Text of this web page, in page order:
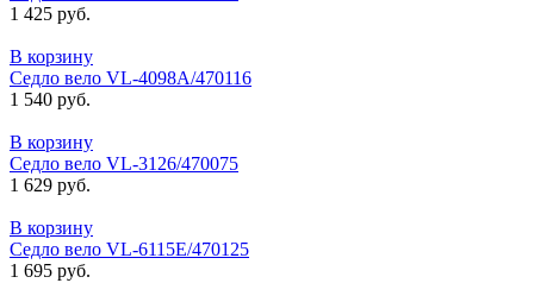
1 425 руб.
В корзину
Седло вело VL-4098А/470116
1 540 руб.
В корзину
Седло вело VL-3126/470075
1 629 руб.
В корзину
Седло вело VL-6115Е/470125
1 695 руб.